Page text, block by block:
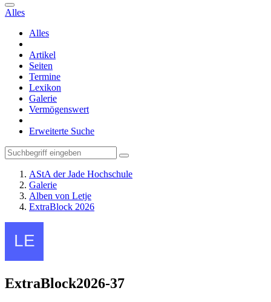
Alles
Alles
Artikel
Seiten
Termine
Lexikon
Galerie
Vermögenswert
Erweiterte Suche
AStA der Jade Hochschule
Galerie
Alben von Letje
ExtraBlock 2026
ExtraBlock2026-37